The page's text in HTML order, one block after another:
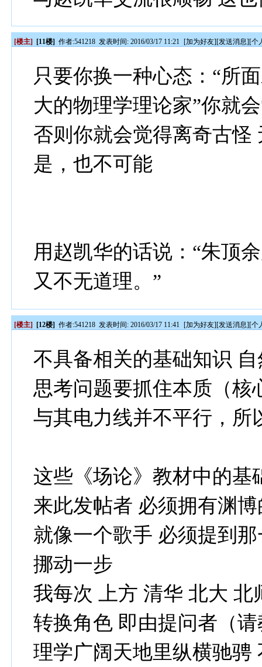
[楼主] [11楼] 作者:541218 发表时间: 2016/03/17 11:21 [加为好友][发送消息][个
只要你换一种心态：“所
大的物理学理论家”你就
否则你就会觉得离奇古怪
是，也不可能
用赵凯华的话说：“朱顶
又不无道理。”
[楼主] [12楼] 作者:541218 发表时间: 2016/03/17 11:41 [加为好友][发送消息][个
不具备相关的基础知识
思考问题要抓住本质（核
与其电力线并不平行，所
这些《场论》教材中的基
来此发帖者 必须拥有渊
就像一个歌手 必须提到
挪动一步
我每次 上方 清华 北大
转换角色 即由提问者（
理学广阔天地里纵横驰骋